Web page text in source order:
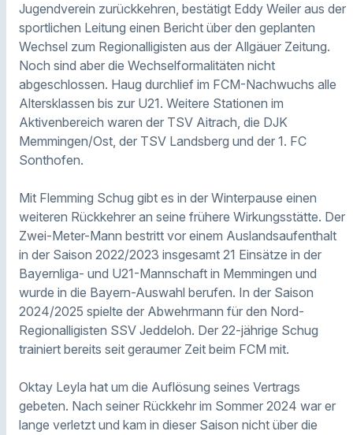
Jugendverein zurückkehren, bestätigt Eddy Weiler aus der
sportlichen Leitung einen Bericht über den geplanten
Wechsel zum Regionalligisten aus der Allgäuer Zeitung.
Noch sind aber die Wechselformalitäten nicht
abgeschlossen. Haug durchlief im FCM-Nachwuchs alle
Altersklassen bis zur U21. Weitere Stationen im
Aktivenbereich waren der TSV Aitrach, die DJK
Memmingen/Ost, der TSV Landsberg und der 1. FC
Sonthofen.
Mit Flemming Schug gibt es in der Winterpause einen
weiteren Rückkehrer an seine frühere Wirkungsstätte. Der
Zwei-Meter-Mann bestritt vor einem Auslandsaufenthalt
in der Saison 2022/2023 insgesamt 21 Einsätze in der
Bayernliga- und U21-Mannschaft in Memmingen und
wurde in die Bayern-Auswahl berufen. In der Saison
2024/2025 spielte der Abwehrmann für den Nord-
Regionalligisten SSV Jeddeloh. Der 22-jährige Schug
trainiert bereits seit geraumer Zeit beim FCM mit.
Oktay Leyla hat um die Auflösung seines Vertrags
gebeten. Nach seiner Rückkehr im Sommer 2024 war er
lange verletzt und kam in dieser Saison nicht über die